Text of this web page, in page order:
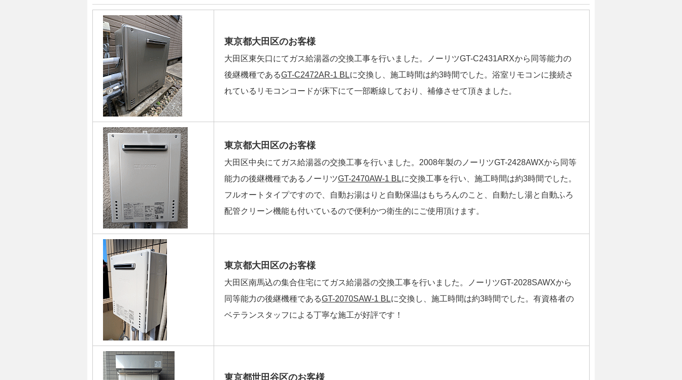
東京都大田区のお客様
大田区東矢口にてガス給湯器の交換工事を行いました。ノーリツGT-C2431ARXから同等能力の
後継機種であるGT-C2472AR-1 BLに交換し、施工時間は約3時間でした。浴室リモコンに接続さ
れているリモコンコードが床下にて一部断線しており、補修させて頂きました。
東京都大田区のお客様
大田区中央にてガス給湯器の交換工事を行いました。2008年製のノーリツGT-2428AWXから同等
能力の後継機種であるノーリツGT-2470AW-1 BLに交換工事を行い、施工時間は約3時間でした。
フルオートタイプですので、自動お湯はりと自動保温はもちろんのこと、自動たし湯と自動ふろ
配管クリーン機能も付いているので便利かつ衛生的にご使用頂けます。
東京都大田区のお客様
大田区南馬込の集合住宅にてガス給湯器の交換工事を行いました。ノーリツGT-2028SAWXから
同等能力の後継機種であるGT-2070SAW-1 BLに交換し、施工時間は約3時間でした。有資格者の
ベテランスタッフによる丁寧な施工が好評です！
東京都世田谷区のお客様